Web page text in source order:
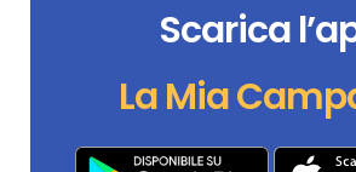
Scarica
La Mia